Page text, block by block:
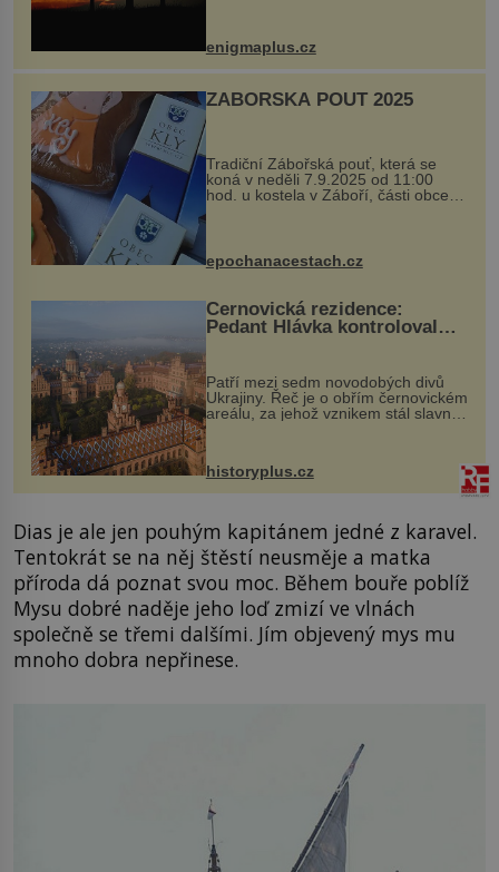
...
enigmaplus.cz
ZÁBOŘSKÁ POUŤ 2025
Tradiční Zábořská pouť, která se
koná v neděli 7.9.2025 od 11:00
hod. u kostela v Záboří, části obce
Kly u Mělníka. V programu naleznete
komentovanou prohlídku kostela,
epochanacestach.cz
Černovická rezidence:
Pedant Hlávka kontroloval
Patří mezi sedm novodobých divů
Ukrajiny. Řeč je o obřím černovickém
areálu, za jehož vznikem stál slavný
český architekt Josef Hlávka. Ten si
na něm dal mimořádně záležet. Jeho
stavební plány by při ...
historyplus.cz
Dias je ale jen pouhým kapitánem jedné z karavel.
Tentokrát se na něj štěstí neusměje a matka
příroda dá poznat svou moc. Během bouře poblíž
Mysu dobré naděje jeho loď zmizí ve vlnách
společně se třemi dalšími. Jím objevený mys mu
mnoho dobra nepřinese.